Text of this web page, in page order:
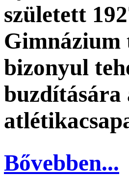
született
Gimnázium
bizonyul
Bővebben...